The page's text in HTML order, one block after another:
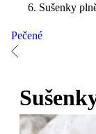
Sušenky
Pečené